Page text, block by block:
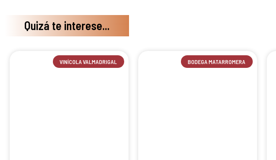
Quizá te interese...
VINÍCOLA VALMADRIGAL BODEGA MATARROMERA